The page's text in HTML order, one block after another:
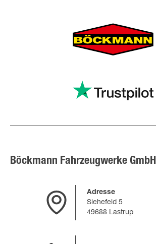
Böckmann Fahrzeugwerke GmbH
Adresse
Siehefeld 5
49688 Lastrup